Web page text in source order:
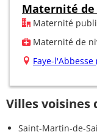
Maternité de
Maternité
Maternité de
Faye-l'Abbesse
Villes voisines
Saint-Martin-de-